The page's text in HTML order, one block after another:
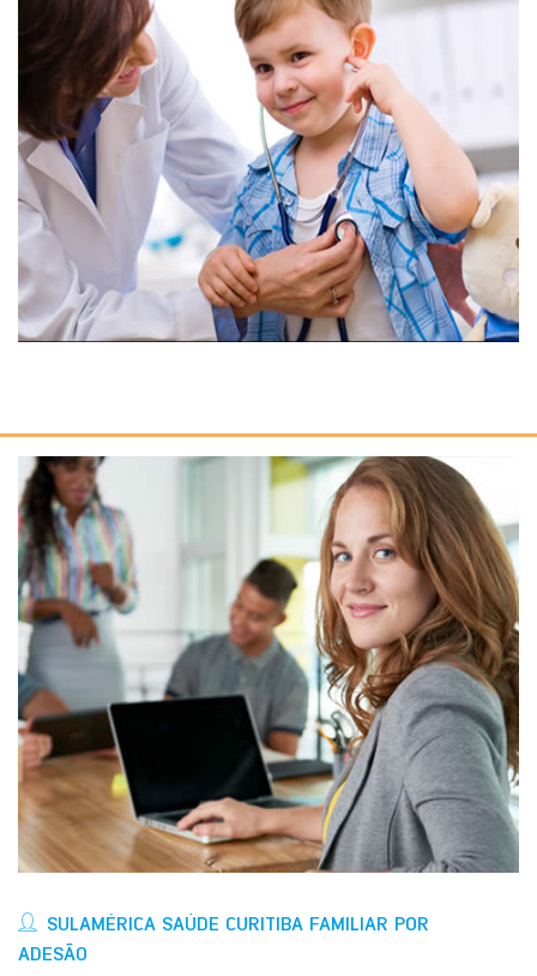
SULAMÉRICA SAÚDE CURITIBA FAMILIAR POR
ADESÃO